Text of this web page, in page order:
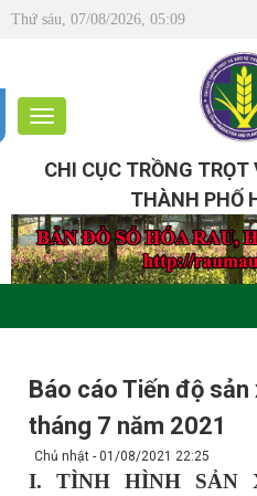
Thứ sáu, 07/08/2026, 05:09
CHI CỤC TRỒNG
THÀNH PHỐ
Báo cáo Tiến độ
tháng 7 năm 2021
Chủ nhật - 01/08/2021 22:25
I. TÌNH HÌNH SẢN